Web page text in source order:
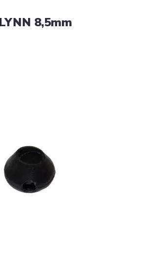
8,5mm